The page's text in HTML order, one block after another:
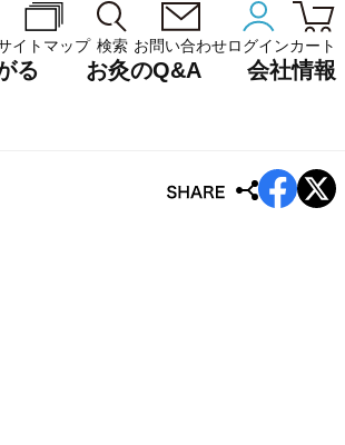
イトマップ 検索 お問い合わせログインカート
る お灸のQ&A 会社情報